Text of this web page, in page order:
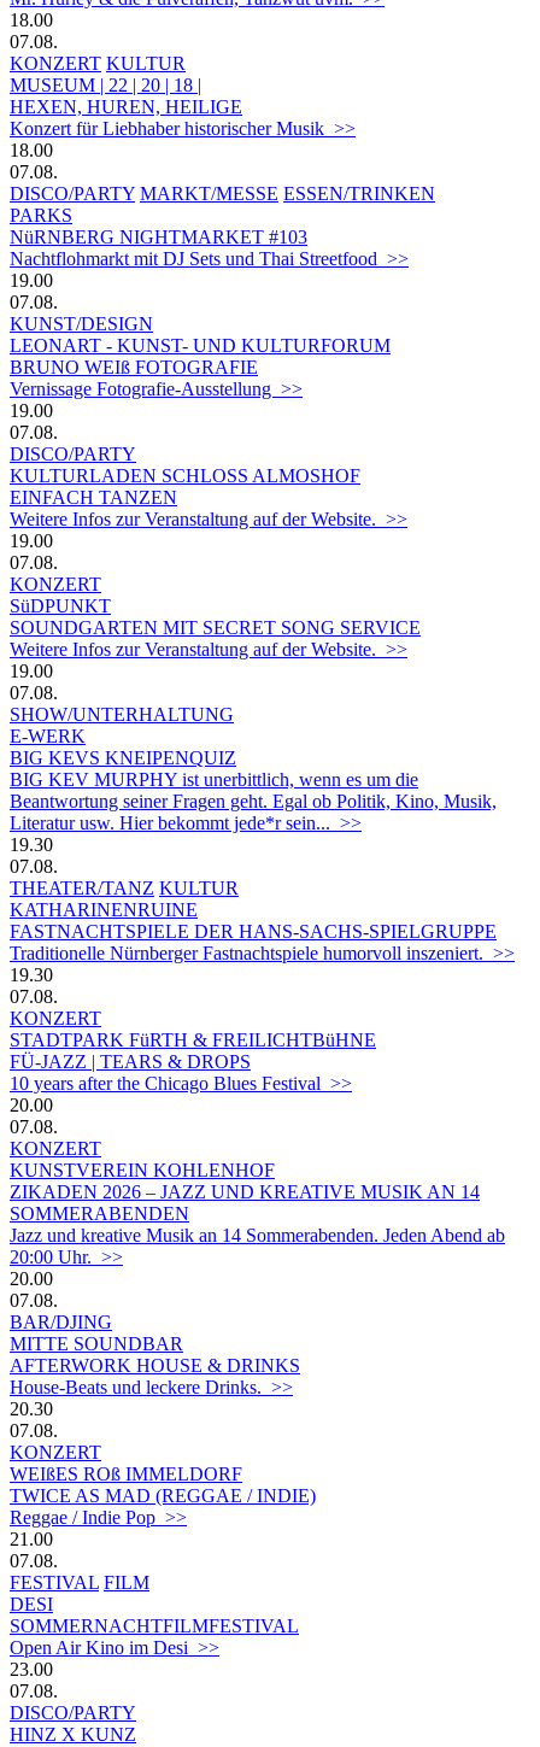
18.00
07.08.
KONZERT KULTUR
MUSEUM | 22 | 20 | 18 |
HEXEN, HUREN, HEILIGE
Konzert für Liebhaber historischer Musik >>
18.00
07.08.
DISCO/PARTY MARKT/MESSE ESSEN/TRINKEN
PARKS
NüRNBERG NIGHTMARKET #103
Nachtflohmarkt mit DJ Sets und Thai Streetfood >>
19.00
07.08.
KUNST/DESIGN
LEONART - KUNST- UND KULTURFORUM
BRUNO WEIß FOTOGRAFIE
Vernissage Fotografie-Ausstellung >>
19.00
07.08.
DISCO/PARTY
KULTURLADEN SCHLOSS ALMOSHOF
EINFACH TANZEN
Weitere Infos zur Veranstaltung auf der Website. >>
19.00
07.08.
KONZERT
SüDPUNKT
SOUNDGARTEN MIT SECRET SONG SERVICE
Weitere Infos zur Veranstaltung auf der Website. >>
19.00
07.08.
SHOW/UNTERHALTUNG
E-WERK
BIG KEVS KNEIPENQUIZ
BIG KEV MURPHY ist unerbittlich, wenn es um die
Beantwortung seiner Fragen geht. Egal ob Politik, Kino, Musik,
Literatur usw. Hier bekommt jede*r sein... >>
19.30
07.08.
THEATER/TANZ KULTUR
KATHARINENRUINE
FASTNACHTSPIELE DER HANS-SACHS-SPIELGRUPPE
Traditionelle Nürnberger Fastnachtspiele humorvoll inszeniert. >>
19.30
07.08.
KONZERT
STADTPARK FüRTH & FREILICHTBüHNE
FÜ-JAZZ | TEARS & DROPS
10 years after the Chicago Blues Festival >>
20.00
07.08.
KONZERT
KUNSTVEREIN KOHLENHOF
ZIKADEN 2026 – JAZZ UND KREATIVE MUSIK AN 14
SOMMERABENDEN
Jazz und kreative Musik an 14 Sommerabenden. Jeden Abend ab
20:00 Uhr. >>
20.00
07.08.
BAR/DJING
MITTE SOUNDBAR
AFTERWORK HOUSE & DRINKS
House-Beats und leckere Drinks. >>
20.30
07.08.
KONZERT
WEIßES ROß IMMELDORF
TWICE AS MAD (REGGAE / INDIE)
Reggae / Indie Pop >>
21.00
07.08.
FESTIVAL FILM
DESI
SOMMERNACHTFILMFESTIVAL
Open Air Kino im Desi >>
23.00
07.08.
DISCO/PARTY
HINZ X KUNZ